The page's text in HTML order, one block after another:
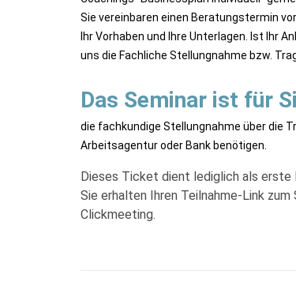
Sie vereinbaren einen Beratungstermin
Ihr Vorhaben und Ihre Unterlagen. Ist Ihr
uns die Fachliche Stellungnahme bzw.
Das Seminar ist für
die fachkundige Stellungnahme über die
Arbeitsagentur oder Bank benötigen.
Dieses Ticket dient lediglich als erste
Sie erhalten Ihren Teilnahme-Link
Clickmeeting.